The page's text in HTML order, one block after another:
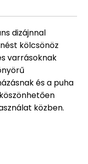
dizájnnal
kölcsönöz
varrásoknak
és a puha
közben.